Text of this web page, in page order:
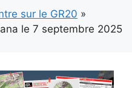
sur le GR20 »
le 7 septembre 2025